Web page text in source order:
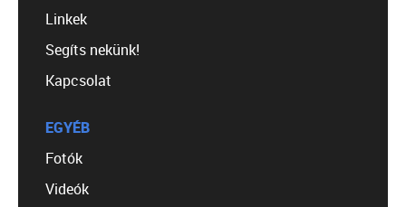
Linkek
Segíts nekünk!
Kapcsolat
EGYÉB
Fotók
Videók